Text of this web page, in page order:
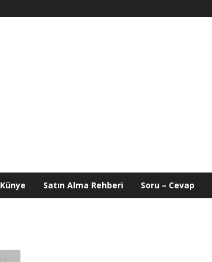
Künye Satın Alma Rehberi Soru – Cevap